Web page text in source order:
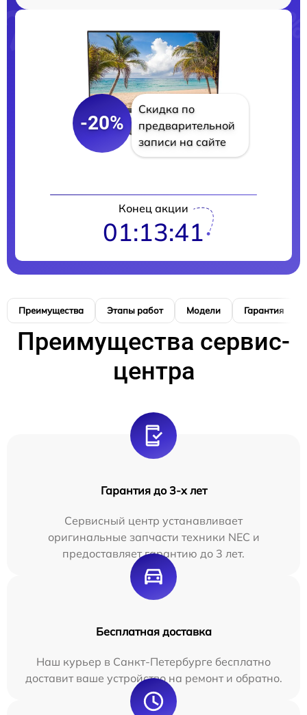
-20%
Скидка по
предварительной
записи на сайте
Конец акции
01:13:41
Преимущества Этапы работ Модели Гарантия
Преимущества сервис-
центра
Гарантия до 3-х лет
Сервисный центр устанавливает
оригинальные запчасти техники NEC и
предоставляет гарантию до 3 лет.
Бесплатная доставка
Наш курьер в Санкт-Петербурге бесплатно
доставит ваше устройство на ремонт и обратно.